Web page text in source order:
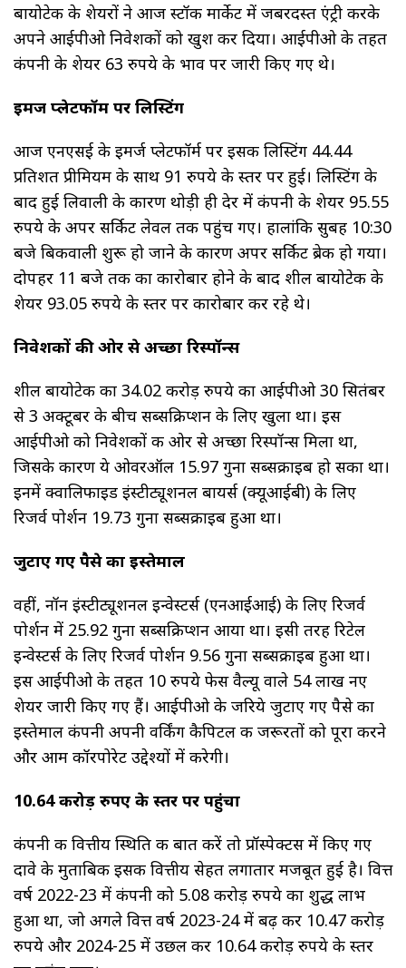
बायोटेक के शेयरों ने आज स्टॉक मार्केट में जबरदस्त एंट्री करके
अपने आईपीओ निवेशकों को खुश कर दिया। आईपीओ के तहत
कंपनी के शेयर 63 रुपये के भाव पर जारी किए गए थे।
इमर्ज प्लेटफॉर्म पर लिस्टिंग
आज एनएसई के इमर्ज प्लेटफॉर्म पर इसकी लिस्टिंग 44.44
प्रतिशत प्रीमियम के साथ 91 रुपये के स्तर पर हुई। लिस्टिंग के
बाद हुई लिवाली के कारण थोड़ी ही देर में कंपनी के शेयर 95.55
रुपये के अपर सर्किट लेवल तक पहुंच गए। हालांकि सुबह 10:30
बजे बिकवाली शुरू हो जाने के कारण अपर सर्किट ब्रेक हो गया।
दोपहर 11 बजे तक का कारोबार होने के बाद शील बायोटेक के
शेयर 93.05 रुपये के स्तर पर कारोबार कर रहे थे।
निवेशकों की ओर से अच्छा रिस्पॉन्स
शील बायोटेक का 34.02 करोड़ रुपये का आईपीओ 30 सितंबर
से 3 अक्टूबर के बीच सब्सक्रिप्शन के लिए खुला था। इस
आईपीओ को निवेशकों की ओर से अच्छा रिस्पॉन्स मिला था,
जिसके कारण ये ओवरऑल 15.97 गुना सब्सक्राइब हो सका था।
इनमें क्वालिफाइड इंस्टीट्यूशनल बायर्स (क्यूआईबी) के लिए
रिजर्व पोर्शन 19.73 गुना सब्सक्राइब हुआ था।
जुटाए गए पैसे का इस्तेमाल
वहीं, नॉन इंस्टीट्यूशनल इन्वेस्टर्स (एनआईआई) के लिए रिजर्व
पोर्शन में 25.92 गुना सब्सक्रिप्शन आया था। इसी तरह रिटेल
इन्वेस्टर्स के लिए रिजर्व पोर्शन 9.56 गुना सब्सक्राइब हुआ था।
इस आईपीओ के तहत 10 रुपये फेस वैल्यू वाले 54 लाख नए
शेयर जारी किए गए हैं। आईपीओ के जरिये जुटाए गए पैसे का
इस्तेमाल कंपनी अपनी वर्किंग कैपिटल की जरूरतों को पूरा करने
और आम कॉरपोरेट उद्देश्यों में करेगी।
10.64 करोड़ रुपए के स्तर पर पहुंचा
कंपनी की वित्तीय स्थिति की बात करें तो प्रॉस्पेक्टस में किए गए
दावे के मुताबिक इसकी वित्तीय सेहत लगातार मजबूत हुई है। वित्त
वर्ष 2022-23 में कंपनी को 5.08 करोड़ रुपये का शुद्ध लाभ
हुआ था, जो अगले वित्त वर्ष 2023-24 में बढ़ कर 10.47 करोड़
रुपये और 2024-25 में उछल कर 10.64 करोड़ रुपये के स्तर